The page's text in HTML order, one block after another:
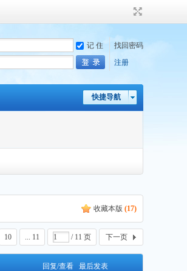
记 住
找回密码
注册
快捷导航
收藏本版 (17)
10 ... 11 / 11 页 下一页
回复/查看 最后发表